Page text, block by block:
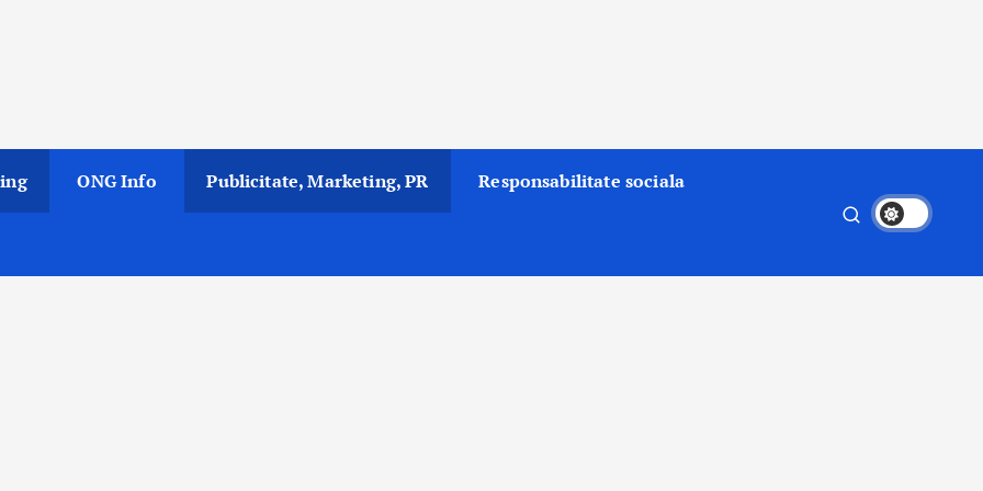
ONG Info Publicitate, Marketing, PR Responsabilitate sociala